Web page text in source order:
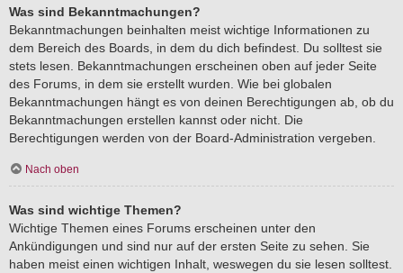
Was sind Bekanntmachungen?
Bekanntmachungen beinhalten meist wichtige Informationen zu
dem Bereich des Boards, in dem du dich befindest. Du solltest sie
stets lesen. Bekanntmachungen erscheinen oben auf jeder Seite
des Forums, in dem sie erstellt wurden. Wie bei globalen
Bekanntmachungen hängt es von deinen Berechtigungen ab, ob du
Bekanntmachungen erstellen kannst oder nicht. Die
Berechtigungen werden von der Board-Administration vergeben.
Nach oben
Was sind wichtige Themen?
Wichtige Themen eines Forums erscheinen unter den
Ankündigungen und sind nur auf der ersten Seite zu sehen. Sie
haben meist einen wichtigen Inhalt, weswegen du sie lesen solltest.